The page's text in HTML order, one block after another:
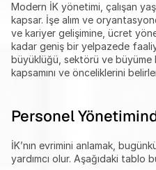
Modern İK yönetimi, çalışan
kapsar. İşe alım ve
ve kariyer gelişimine, ücret
kadar geniş bir yelpazede
büyüklüğü, sektörü ve
kapsamını ve önceliklerini
Personel
İK’nın evrimini anlamak,
yardımcı olur. Aşağıdaki tablo